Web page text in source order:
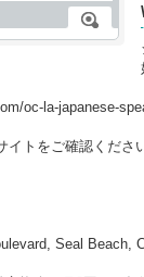
oc-la-japanese-
イトをご確認くださ
Seal Beach,